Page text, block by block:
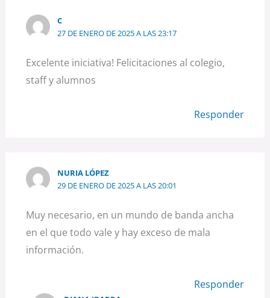
C
27 DE ENERO DE 2025 A LAS 23:17
Excelente iniciativa! Felicitaciones al colegio,
staff y alumnos
Responder
NURIA LÓPEZ
29 DE ENERO DE 2025 A LAS 20:01
Muy necesario, en un mundo de banda ancha
en el que todo vale y hay exceso de mala
información.
Responder